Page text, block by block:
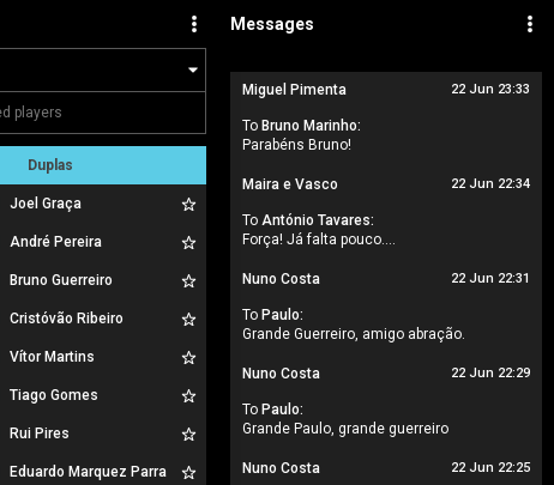
Messages
Miguel Pimenta 22 Jun 23:33
To Bruno Marinho:
Parabéns Bruno!
Maira e Vasco 22 Jun 22:34
To António Tavares:
Força! Já falta pouco….
Nuno Costa 22 Jun 22:31
To Paulo:
Grande Guerreiro, amigo abração.
Nuno Costa 22 Jun 22:29
To Paulo:
Grande Paulo, grande guerreiro
Nuno Costa 22 Jun 22:25
Duplas
Joel Graça
André Pereira
Bruno Guerreiro
Cristóvão Ribeiro
Vítor Martins
Tiago Gomes
Rui Pires
Eduardo Marquez Parra